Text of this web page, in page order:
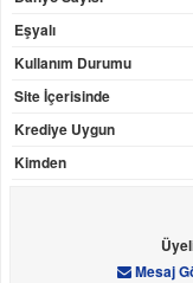
Eşyalı
Kullanım Durumu
Site İçerisinde
Krediye Uygun
Kimden
Mesaj